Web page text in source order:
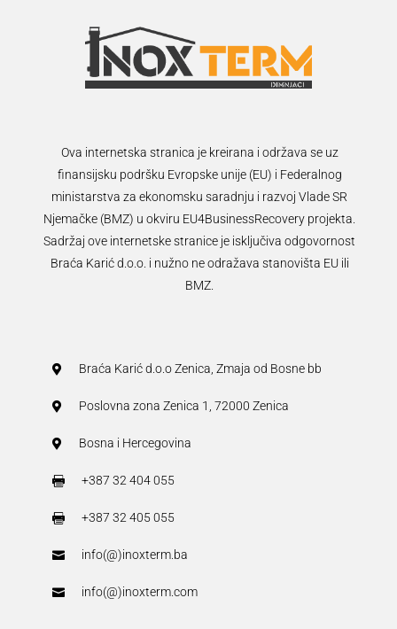
Ova internetska stranica je kreirana i održava se uz
finansijsku podršku Evropske unije (EU) i Federalnog
ministarstva za ekonomsku saradnju i razvoj Vlade SR
Njemačke (BMZ) u okviru EU4BusinessRecovery projekta.
Sadržaj ove internetske stranice je isključiva odgovornost
Braća Karić d.o.o. i nužno ne odražava stanovišta EU ili
BMZ.
 Braća Karić d.o.o Zenica, Zmaja od Bosne bb
 Poslovna zona Zenica 1, 72000 Zenica
 Bosna i Hercegovina
 +387 32 404 055
 +387 32 405 055
 info(@)inoxterm.ba
 info(@)inoxterm.com